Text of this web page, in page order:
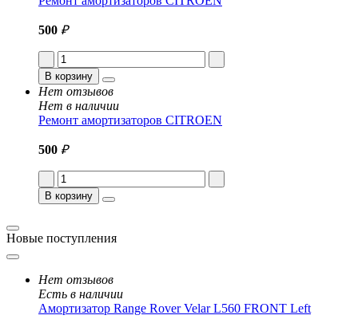
500 ₽
В корзину
Нет отзывов
Нет в наличии
Ремонт амортизаторов CITROEN
500 ₽
В корзину
Новые поступления
Нет отзывов
Есть в наличии
Амортизатор Range Rover Velar L560 FRONT Left